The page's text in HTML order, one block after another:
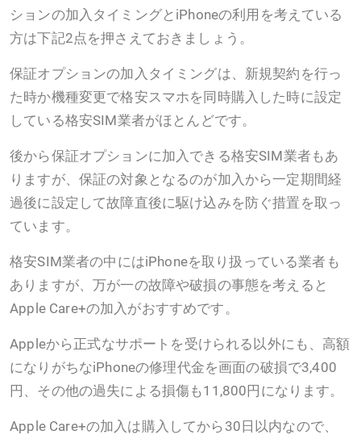
ションの加入タイミングとiPhoneの利用を考えている
方は下記2点を押さえておきましょう。
保証オプションの加入タイミングは、新規契約を行っ
た時か機種変更で格安スマホを同時購入した時に設定
している格安SIM業者がほとんどです。
後から保証オプションに加入できる格安SIM業者もあ
りますが、保証の対象となるのが加入から一定期間経
過後に設定して故障直後に駆け込みを防ぐ措置を取っ
ています。
格安SIM業者の中にはiPhoneを取り扱っている業者も
ありますが、万が一の故障や破損の事態を考えると
Apple Care+の加入がおすすめです。
Appleから正式なサポートを受けられる以外にも、高額
になりがちなiPhoneの修理代金を画面の破損で3,400
円、その他の過失による損傷も11,800円になります。
Apple Care+の加入は購入してから30日以内なので、